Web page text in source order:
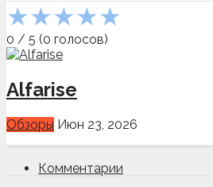
★★★★★
0 / 5 (0 голосов)
Alfarise
Обзоры Июн 23, 2026
Комментарии